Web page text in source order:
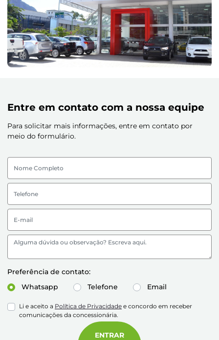
Entre em contato com a nossa equipe
Para solicitar mais informações, entre em contato por
meio do formulário.
Preferência de contato:
Whatsapp
Telefone Email
Li e aceito a Política de Privacidade e concordo em receber
comunicações da concessionária.
ENTRAR